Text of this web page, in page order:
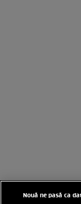
Nouă ne pasă ca